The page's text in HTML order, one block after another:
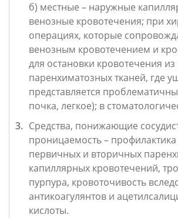
б) местные – наружные
венозные кровотечения; при
операциях, которые
венозным кровотечением и
для остановки кровотечения из
паренхиматозных тканей, где
представляется
почка, легкое); в
Средства, понижающие
проницаемость – профилактика
первичных и вторичных
капиллярных кровотечений,
пурпура, кровоточивость
антикоагулянтов и
кислоты.